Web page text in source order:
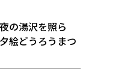
の湯沢を照ら
絵どうろうまつ